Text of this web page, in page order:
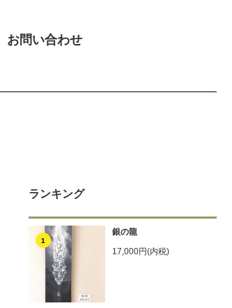
お問い合わせ
ランキング
1
銀の龍
17,000円(内税)